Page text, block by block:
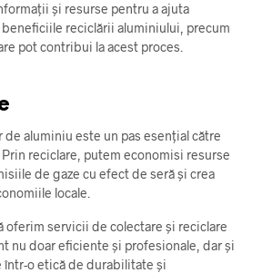
și resurse pentru a ajuta
reciclării aluminiului, precum
pot contribui la acest proces.
de aluminiu este un pas esențial către
reciclare, putem economisi resurse
de gaze cu efect de seră și crea
locale.
oferim servicii de colectare și reciclare
nu doar eficiente și profesionale, dar și
într-o etică de durabilitate și